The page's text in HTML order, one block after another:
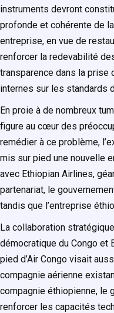
instruments devront
profonde et cohérente de
entreprise, en vue de
renforcer la redevabilité
transparence dans la prise
internes sur les standards
En proie à de nombreux
figure au cœur des
remédier à ce problème,
mis sur pied une nouvelle
avec Ethiopian Airlines,
partenariat, le
tandis que l’entreprise
La collaboration
démocratique du Congo et
pied d’Air Congo visait
compagnie aérienne
compagnie éthiopienne, le
renforcer les capacités